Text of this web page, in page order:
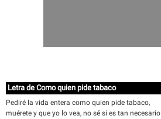
Letra de Como quien pide tabaco
Pediré la vida entera como quien pide tabaco,
muérete y que yo lo vea, no sé si es tan necesario